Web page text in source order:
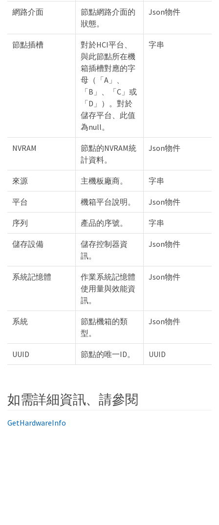
網路介面
節點網路介面的
狀態。
Json物件
節點插槽
對於HCI平台、
與此節點所在機
箱插槽對應的字
母（「A」、
「B」、「C」或
「D」）。對於
儲存平台、此值
為null。
字串
NVRAM
節點的NVRAM統
計資料。
Json物件
來源 主機板廠商。 字串
平台 機箱平台說明。 Json物件
序列 產品的序號。 字串
儲存設備
儲存控制器資
訊。
Json物件
系統記憶體
作業系統記憶體
使用量與效能資
訊。
Json物件
系統
節點機箱的類
型。
Json物件
UUID 節點的唯一ID。 UUID
如需詳細資訊、請參閱
GetHardwareInfo